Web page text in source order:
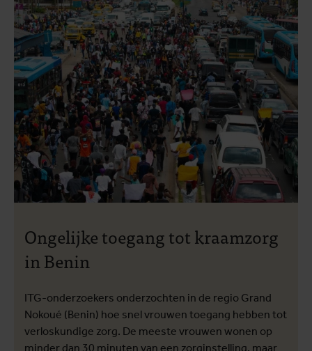
Ongelijke toegang tot kraamzorg
in Benin
ITG-onderzoekers onderzochten in de regio Grand
Nokoué (Benin) hoe snel vrouwen toegang hebben tot
verloskundige zorg. De meeste vrouwen wonen op
minder dan 30 minuten van een zorginstelling, maar